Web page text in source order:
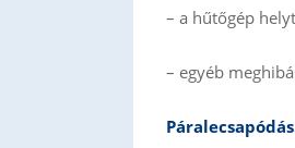
– a hűtőgép
– egyéb